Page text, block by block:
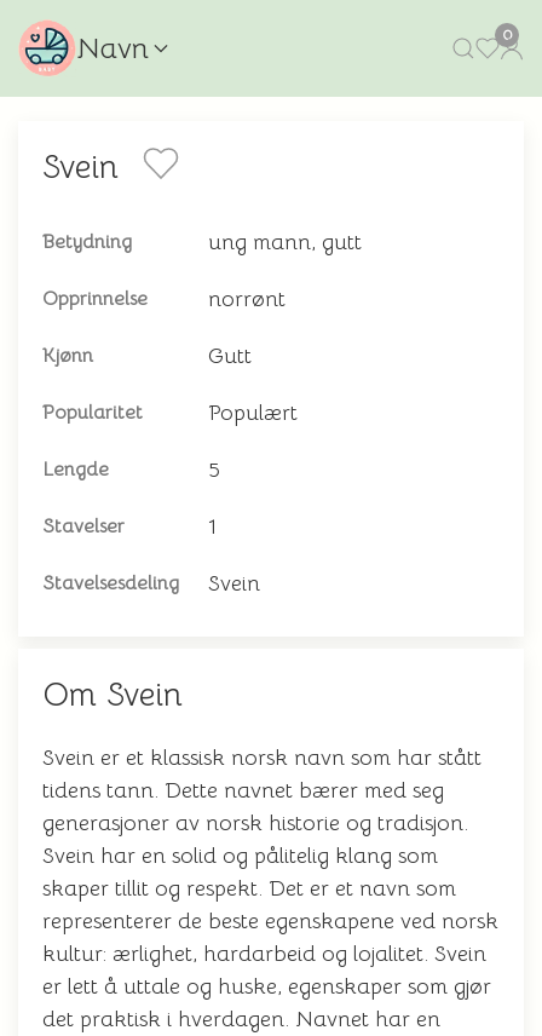
Navn 0
Svein
Betydning ung mann, gutt
Opprinnelse norrønt
Kjønn Gutt
Popularitet Populært
Lengde 5
Stavelser 1
Stavelsesdeling Svein
Om Svein
Svein er et klassisk norsk navn som har stått
tidens tann. Dette navnet bærer med seg
generasjoner av norsk historie og tradisjon.
Svein har en solid og pålitelig klang som
skaper tillit og respekt. Det er et navn som
representerer de beste egenskapene ved norsk
kultur: ærlighet, hardarbeid og lojalitet. Svein
er lett å uttale og huske, egenskaper som gjør
det praktisk i hverdagen. Navnet har en